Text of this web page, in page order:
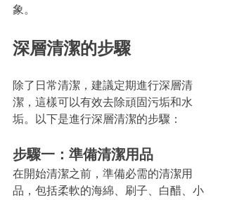
象。
深層清潔的步驟
除了日常清潔，建議定期進行深層清
潔，這樣可以有效去除頑固污垢和水
垢。以下是進行深層清潔的步驟：
步驟一：準備清潔用品
在開始清潔之前，準備必需的清潔用
品，包括柔軟的海綿、刷子、白醋、小